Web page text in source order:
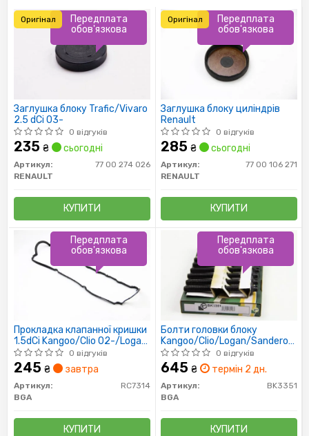
Заглушка блоку Trafic/Vivaro
2.5 dCi 03-
0 відгуків
235 ₴ сьогодні
Артикул:
77 00 274 026
RENAULT
КУПИТИ
Передплата
обов'язкова
Оригінал
Заглушка блоку циліндрів
Renault
0 відгуків
285 ₴ сьогодні
Артикул:
77 00 106 271
RENAULT
КУПИТИ
Передплата
обов'язкова
Оригінал
Прокладка клапанної кришки
1.5dCi Kangoo/Clio 02-/Logan
07-/Megane 03-0 відгуків
245 ₴ завтра
Артикул:
RC7314
BGA
КУПИТИ
Передплата
обов'язкова
Болти головки блоку
Kangoo/Clio/Logan/Sandero/
1.5dCi 01- (10 шт.)
0 відгуків
645 ₴ термін 2 дн.
Артикул:
BK3351
BGA
КУПИТИ
Передплата
обов'язкова